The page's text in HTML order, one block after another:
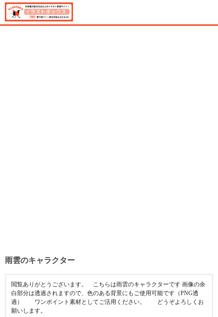
雨雲のキャラクター
閲覧ありがとうございます。⠀ こちらは雨雲のキャラクターです 画像の余
白部分は透過されますので、色のある背景にもご使用可能です（PNG透
過）⠀ ⠀ ワンポイント素材としてご活用ください。⠀ ⠀ どうぞよろしくお
願いします。